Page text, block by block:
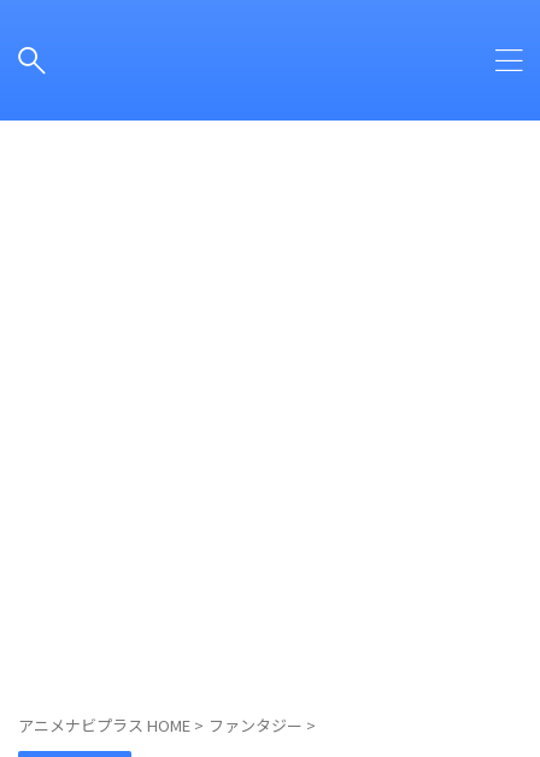
アニメナビプラス HOME > ファンタジー >